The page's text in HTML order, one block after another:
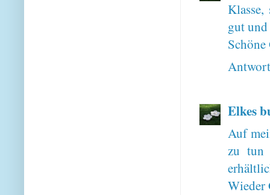
gut
Elkes
Auf
zu tun
Wieder